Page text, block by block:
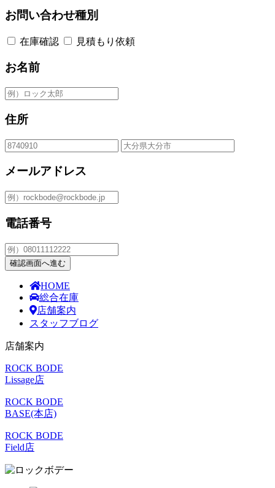
お問い合わせ種別
在庫確認 見積もり依頼
お名前
住所
メールアドレス
電話番号
確認画面へ進む
HOME
総合在庫
店舗案内
スタッフブログ
店舗案内
ROCK BODE
Lissage店
ROCK BODE
BASE(本店)
ROCK BODE
Field店